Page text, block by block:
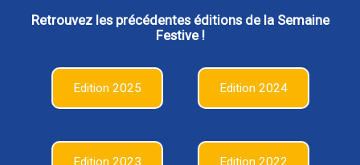
Retrouvez les précédentes éditions de la Semaine
Festive !
Edition 2025 Edition 2024
Edition 2023 Edition 2022